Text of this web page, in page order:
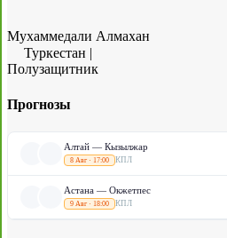
Мухаммедали Алмахан
Туркестан |
Полузащитник
Прогнозы
Алтай — Кызылжар
8 Авг · 17:00 КПЛ
Астана — Окжетпес
9 Авг · 18:00 КПЛ